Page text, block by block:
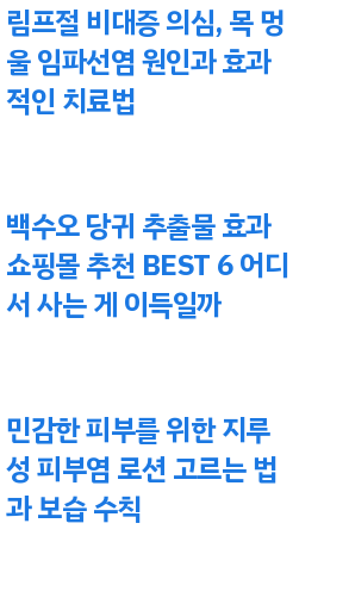
림프절 비대증 의심, 목 멍
울 임파선염 원인과 효과
적인 치료법
백수오 당귀 추출물 효과
쇼핑몰 추천 BEST 6 어디
서 사는 게 이득일까
민감한 피부를 위한 지루
성 피부염 로션 고르는 법
과 보습 수칙